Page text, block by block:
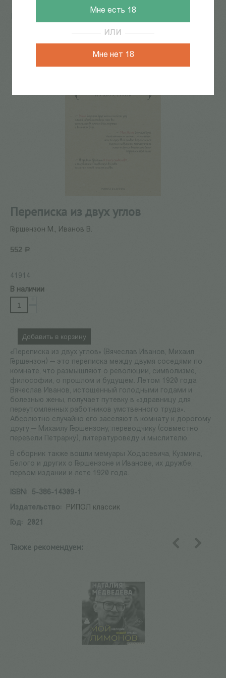
Мне есть 18
ИЛИ
Мне нет 18
Письма, дневники / Переписка из двух углов
Переписка из двух углов
Гершензон М., Иванов В.
552 Р
41914
В наличии
Добавить в корзину
«Переписка из двух углов» (Вячеслав Иванов, Михаил
Гершензон) — это переписка между двумя соседями по
комнате, что размышляют о революции, символизме,
философии, о прошлом и будущем. Летом 1920 года
Вячеслав Иванов, истощенный голодными годами и
болезнью жены, получает путевку в «здравницу для
переутомленных работников умственного труда».
Абсолютно случайно его заселяют в комнату к дорогому
другу — Михаилу Гершензону, переводчику (совместно
перевели Петрарку), литературоведу и мыслителю.
В сборник также вошли мемуары Ходасевича, Кузмина,
Белого и других о Гершензоне и Иванове, их дружбе,
первом издании и лете 1920 года.
ISBN:
5-386-14309-1
Издательство:
РИПОЛ классик
Год:
2021
Также рекомендуем: